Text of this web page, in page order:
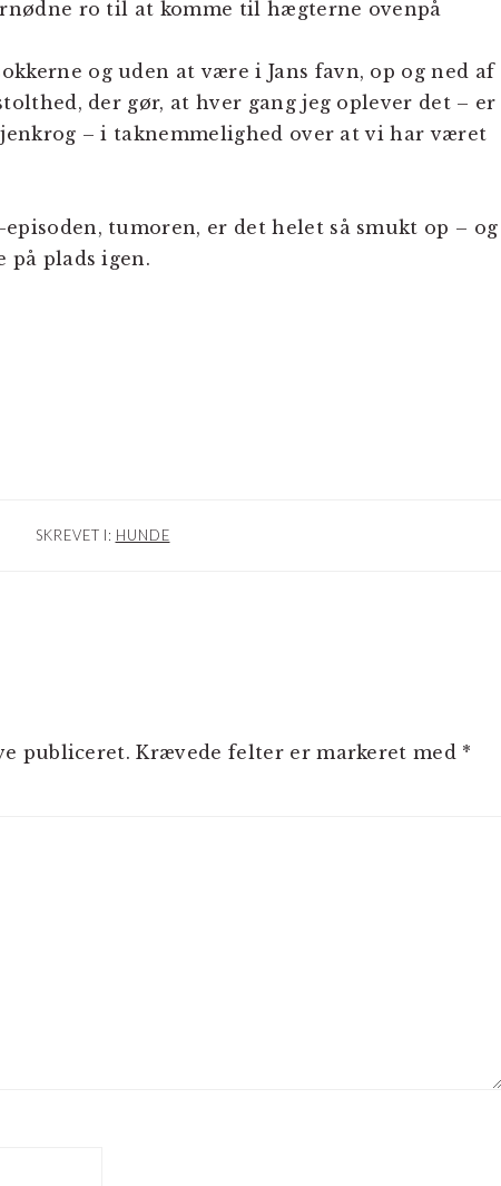
ro til at komme til hægterne ovenpå
og uden at være i Jans favn, op og ned af
der gør, at hver gang jeg oplever det – er
– i taknemmelighed over at vi har været
tumoren, er det helet så smukt op – og
på plads igen.
SKREVET I: HUNDE
publiceret. Krævede felter er markeret med *